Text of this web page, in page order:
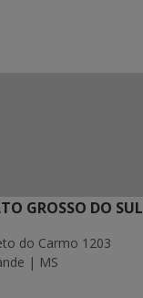
GROSSO DO SUL
do Carmo 1203
| MS